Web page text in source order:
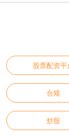
股票配资平
合规
炒股